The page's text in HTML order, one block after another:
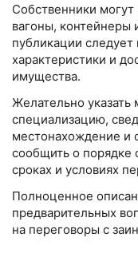
Собственники
вагоны, контейнеры
публикации
характеристики и
имущества.
Желательно указать
специализацию,
местонахождение и
сообщить о порядке
сроках и условиях
Полноценное
предварительных
на переговоры с